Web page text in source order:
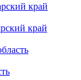
край
край